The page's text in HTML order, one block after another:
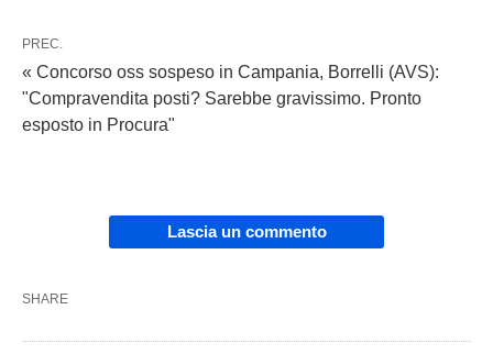
PREC.
« Concorso oss sospeso in Campania, Borrelli (AVS):
"Compravendita posti? Sarebbe gravissimo. Pronto
esposto in Procura"
Lascia un commento
SHARE